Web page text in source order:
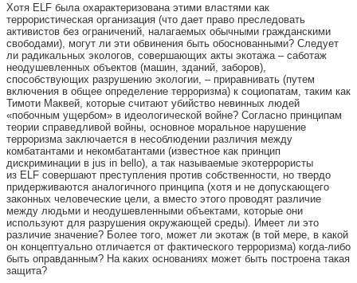
Хотя ELF была охарактеризована этими властями как
террористическая организация (что дает право преследовать
активистов без ограничений, налагаемых обычными гражданскими
свободами), могут ли эти обвинения быть обоснованными? Следует
ли радикальных экологов, совершающих акты экотажа – саботаж
неодушевленных объектов (машин, зданий, заборов),
способствующих разрушению экологии, – приравнивать (путем
включения в общее определение терроризма) к социопатам, таким как
Тимоти Маквей, которые считают убийство невинных людей
«побочным ущербом» в идеологической войне? Согласно принципам
теории справедливой войны, основное моральное нарушение
терроризма заключается в несоблюдении различия между
комбатантами и некомбатантами (известное как принцип
дискриминации в jus in bello), а так называемые экотеррористы
из ELF совершают преступления против собственности, но твердо
придерживаются аналогичного принципа (хотя и не допускающего
законных человеческие цели, а вместо этого проводят различие
между людьми и неодушевленными объектами, которые они
используют для разрушения окружающей среды). Имеет ли это
различие значение? Более того, может ли экотаж (в той мере, в какой
он концептуально отличается от фактического терроризма) когда-либо
быть оправданным? На каких основаниях может быть построена такая
защита?